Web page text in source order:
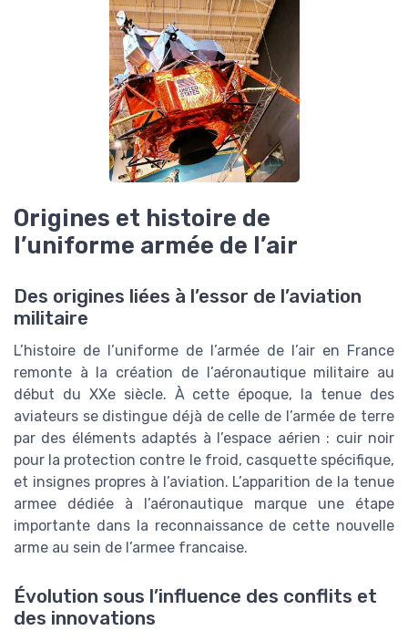
Origines et histoire de
l’uniforme armée de l’air
Des origines liées à l’essor de l’aviation
militaire
L’histoire de l’uniforme de l’armée de l’air en France
remonte à la création de l’aéronautique militaire au
début du XXe siècle. À cette époque, la tenue des
aviateurs se distingue déjà de celle de l’armée de terre
par des éléments adaptés à l’espace aérien : cuir noir
pour la protection contre le froid, casquette spécifique,
et insignes propres à l’aviation. L’apparition de la tenue
armee dédiée à l’aéronautique marque une étape
importante dans la reconnaissance de cette nouvelle
arme au sein de l’armee francaise.
Évolution sous l’influence des conflits et
des innovations